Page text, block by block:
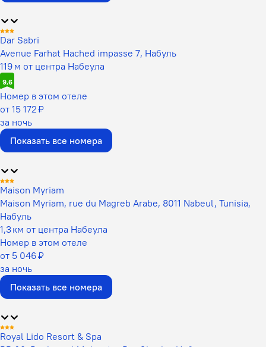
Dar Sabri
Avenue Farhat Hached impasse 7, Набуль
119 м от центра Набеула
9,6
Номер в этом отеле
от 15 172 ₽
за ночь
Показать все номера
Maison Myriam
Maison Myriam, rue du Magreb Arabe, 8011 Nabeul, Tunisia,
Набуль
1,3 км от центра Набеула
Номер в этом отеле
от 5 046 ₽
за ночь
Показать все номера
Royal Lido Resort & Spa